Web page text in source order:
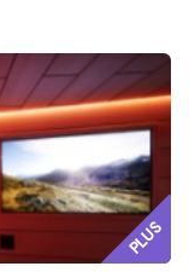
PLUS